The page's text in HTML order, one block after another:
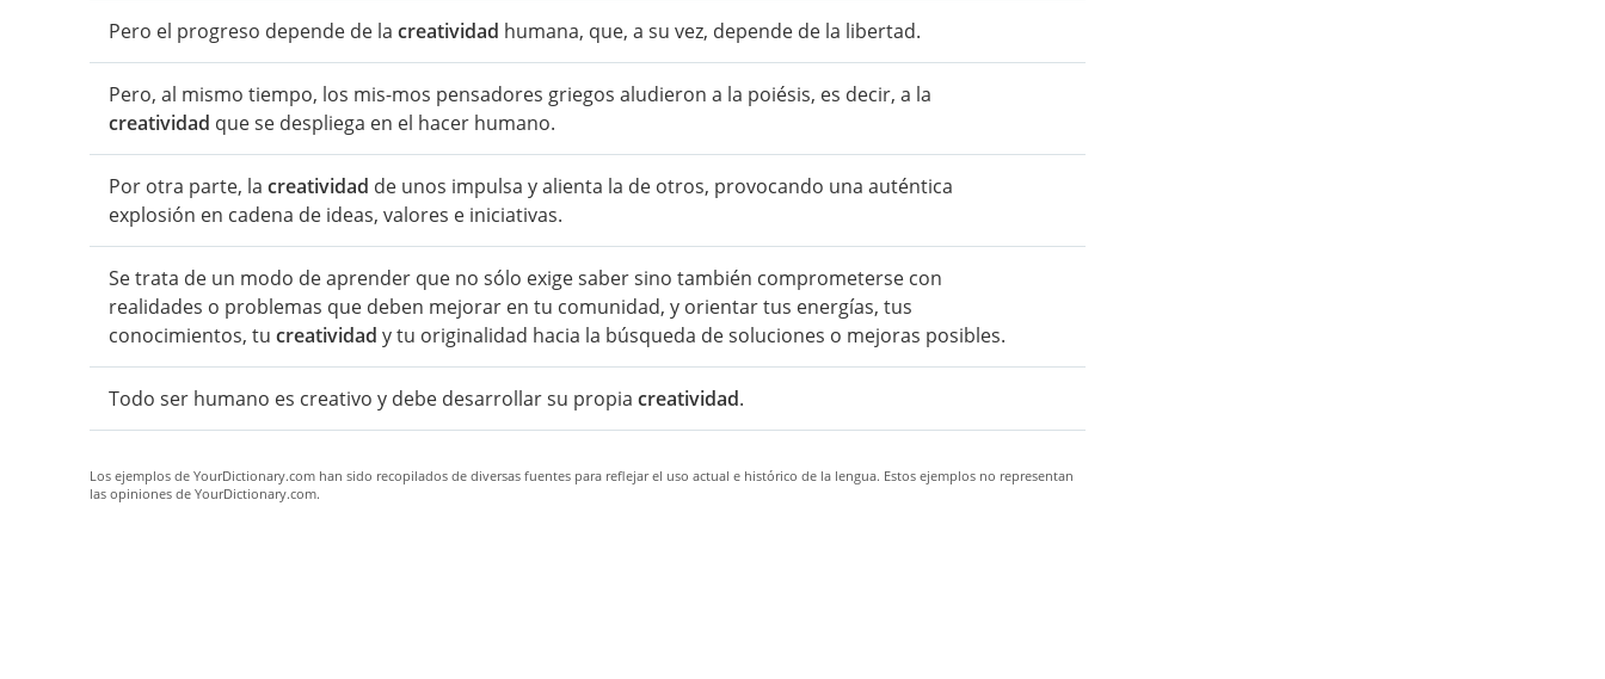
Pero el progreso depende de la creatividad humana, que, a su vez, depende de la libertad.
Pero, al mismo tiempo, los mis-mos pensadores griegos aludieron a la poiésis, es decir, a la
creatividad que se despliega en el hacer humano.
Por otra parte, la creatividad de unos impulsa y alienta la de otros, provocando una auténtica
explosión en cadena de ideas, valores e iniciativas.
Se trata de un modo de aprender que no sólo exige saber sino también comprometerse con
realidades o problemas que deben mejorar en tu comunidad, y orientar tus energías, tus
conocimientos, tu creatividad y tu originalidad hacia la búsqueda de soluciones o mejoras posibles.
Todo ser humano es creativo y debe desarrollar su propia creatividad.
Los ejemplos de YourDictionary.com han sido recopilados de diversas fuentes para reflejar el uso actual e histórico de la lengua. Estos ejemplos no representan
las opiniones de YourDictionary.com.